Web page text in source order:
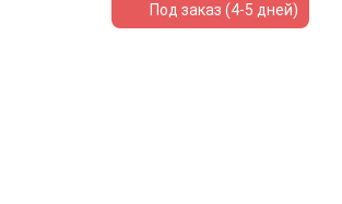
Под заказ (4-5 дней)